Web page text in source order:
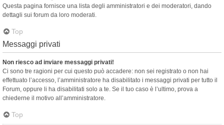
Questa pagina fornisce una lista degli amministratori e dei moderatori, dando
dettagli sui forum da loro moderati.
Top
Messaggi privati
Non riesco ad inviare messaggi privati!
Ci sono tre ragioni per cui questo può accadere: non sei registrato o non hai
effettuato l’accesso, l’amministratore ha disabilitato i messaggi privati per tutto il
Forum, oppure li ha disabilitati solo a te. Se il tuo caso è l’ultimo, prova a
chiederne il motivo all’amministratore.
Top